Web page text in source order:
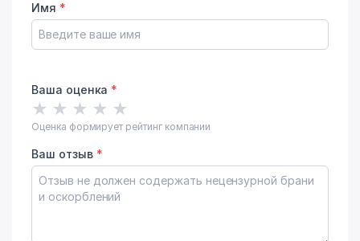
Имя *
Ваша оценка *
★ ★ ★ ★ ★
Оценка формирует рейтинг компании
Ваш отзыв *